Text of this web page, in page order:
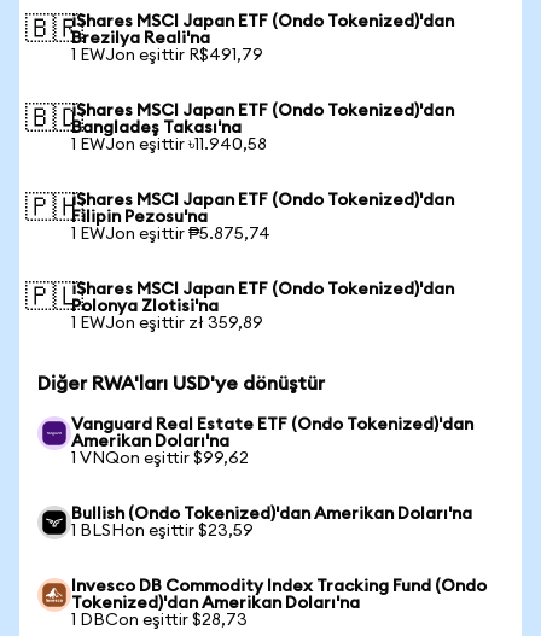
🇧🇷iShares MSCI Japan ETF (Ondo Tokenized)'dan
Brezilya Reali'na
1 EWJon eşittir R$491,79
🇧🇩iShares MSCI Japan ETF (Ondo Tokenized)'dan
Bangladeş Takası'na
1 EWJon eşittir ৳11.940,58
🇵🇭iShares MSCI Japan ETF (Ondo Tokenized)'dan
Filipin Pezosu'na
1 EWJon eşittir ₱5.875,74
🇵🇱iShares MSCI Japan ETF (Ondo Tokenized)'dan
Polonya Zlotisi'na
1 EWJon eşittir zł 359,89
Diğer RWA'ları USD'ye dönüştür
Vanguard Real Estate ETF (Ondo Tokenized)'dan
Amerikan Doları'na
1 VNQon eşittir $99,62
Bullish (Ondo Tokenized)'dan Amerikan Doları'na
1 BLSHon eşittir $23,59
Invesco DB Commodity Index Tracking Fund (Ondo
Tokenized)'dan Amerikan Doları'na
1 DBCon eşittir $28,73